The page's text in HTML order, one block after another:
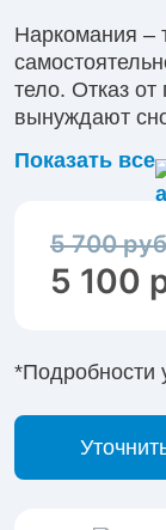
Наркомания –
тело. Отказ
вынуждают
болезнь,
Показать все
5 700
5 100
*Подробности